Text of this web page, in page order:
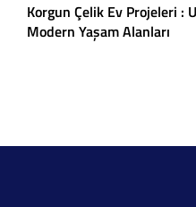
Korgun Çelik Ev Projeleri :
Modern Yaşam Alanları